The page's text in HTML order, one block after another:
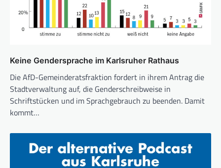
Keine Gendersprache im Karlsruher Rathaus
Die AfD-Gemeinderatsfraktion fordert in ihrem Antrag die
Stadtverwaltung auf, die Genderschreibweise in
Schriftstücken und im Sprachgebrauch zu beenden. Damit
kommt…